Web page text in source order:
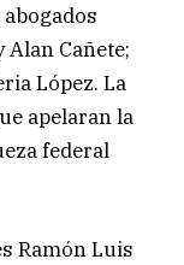
Cañete;
López. La
apelaran la
federal
Ramón Luis